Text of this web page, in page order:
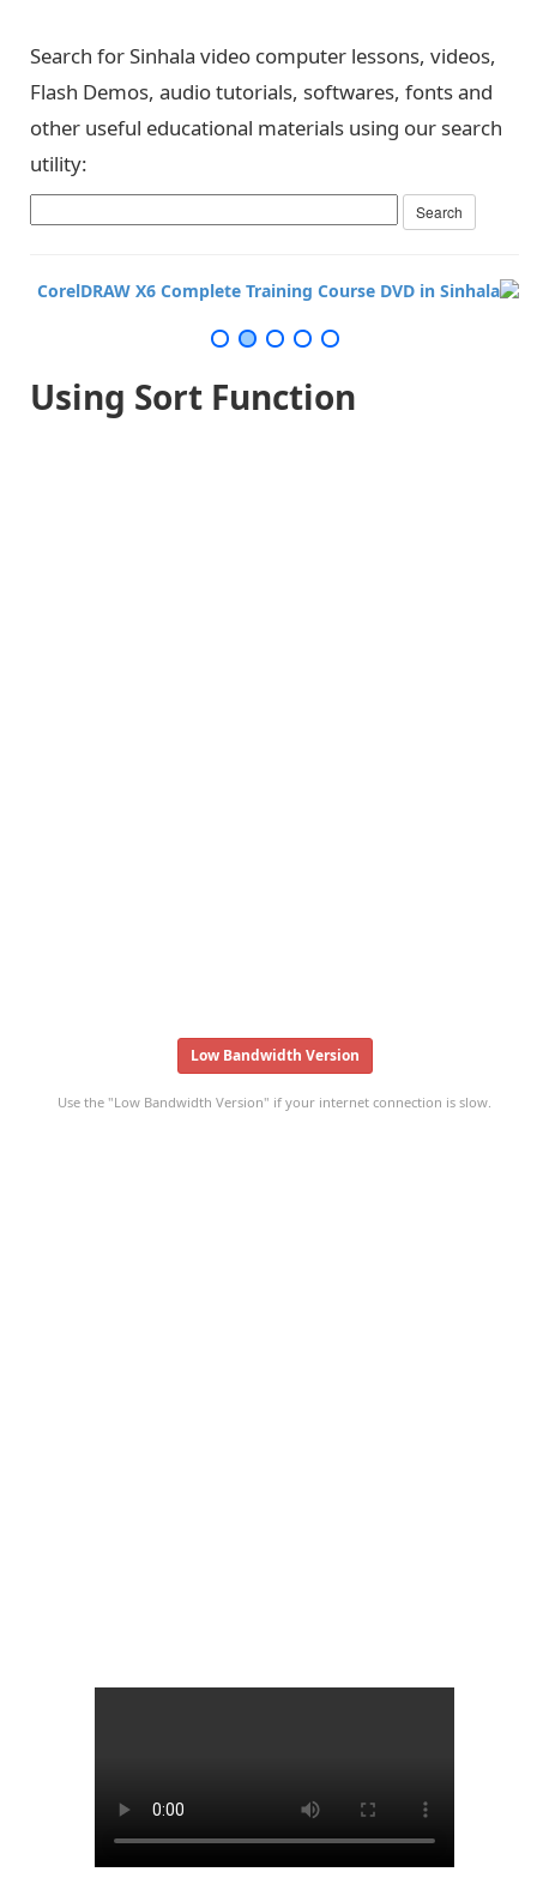
Search for Sinhala video computer lessons, videos,
Flash Demos, audio tutorials, softwares, fonts and
other useful educational materials using our search
utility:
Using Sort Function
Low Bandwidth Version
Use the "Low Bandwidth Version" if your internet connection is slow.